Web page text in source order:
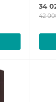
34
42